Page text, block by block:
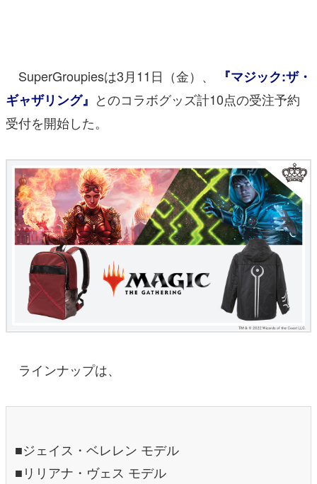
アプリレビュー
その他
運営：株式会社マレ
SuperGroupiesは3月11日（金）、
『マジック:ザ・
ギャザリング』 とのコラボグッズ計10点の受注予約
受付を開始した。
ラインナップは、
■ジェイス・ベレレン モデル
■リリアナ・ヴェス モデル